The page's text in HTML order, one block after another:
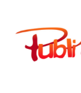
contenu
Publimath